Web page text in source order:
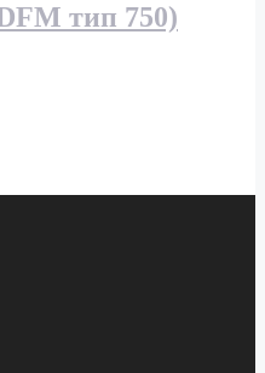
тип 750)